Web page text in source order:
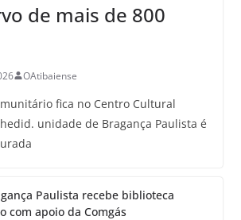
de mais de 800
OAtibaiense
fica no Centro Cultural
unidade de Bragança Paulista é
Paulista recebe biblioteca
com apoio da Comgás